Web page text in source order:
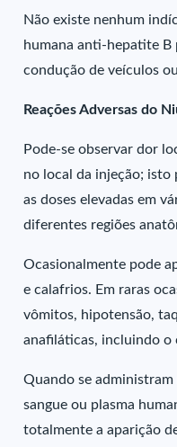
Não existe nenhum
humana anti-hepatite B
condução de veículos
Reações Adversas do
Pode-se observar dor
no local da injeção; isto
as doses elevadas em
diferentes regiões
Ocasionalmente pode
e calafrios. Em raras
vômitos, hipotensão,
anafiláticas, incluindo o
Quando se
sangue ou plasma
totalmente a aparição